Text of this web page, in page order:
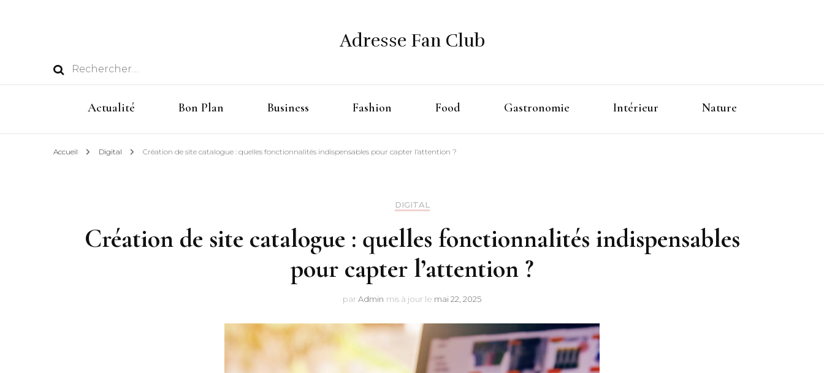
Rechercher :
Adresse Fan Club
Actualité Bon Plan Business Fashion Food Gastronomie Intérieur Nature
Accueil Digital Création de site catalogue : quelles fonctionnalités indispensables pour capter l’attention ?
DIGITAL
Création de site catalogue : quelles fonctionnalités indispensables
pour capter l’attention ?
par Admin mis à jour le mai 22, 2025